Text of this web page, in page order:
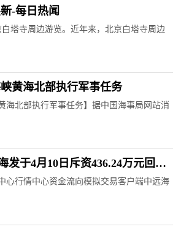
-每日热闻
塔寺周边游览。近年来，北京白塔寺周边
黄海北部执行军事任务
海北部执行军事任务】据中国海事局网站消
发于4月10日斥资436.24万元回购
心行情中心资金流向模拟交易客户端中远海